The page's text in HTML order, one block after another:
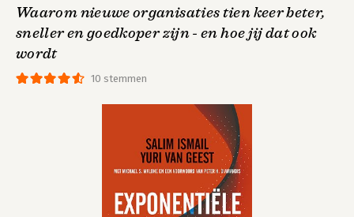
10 stemmen
Waarom nieuwe organisaties tien keer beter,
sneller en goedkoper zijn - en hoe jij dat ook
wordt